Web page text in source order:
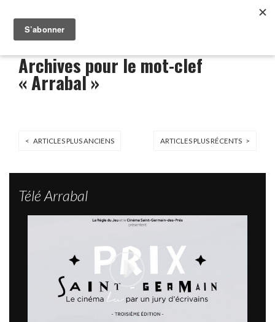
Archives pour le mot-clef
« Arrabal »
< ARTICLES PLUS ANCIENS ARTICLES PLUS RÉCENTS >
Télé Arrabal